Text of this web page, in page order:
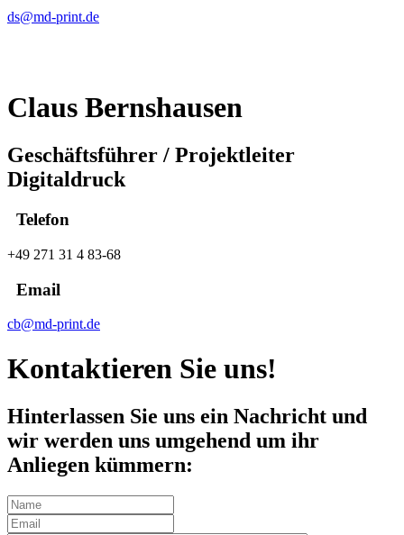
ds@md-print.de
Claus Bernshausen
Geschäftsführer / Projektleiter
Digitaldruck
Telefon
+49 271 31 4 83-68
Email
cb@md-print.de
Kontaktieren Sie uns!
Hinterlassen Sie uns ein Nachricht und
wir werden uns umgehend um ihr
Anliegen kümmern: